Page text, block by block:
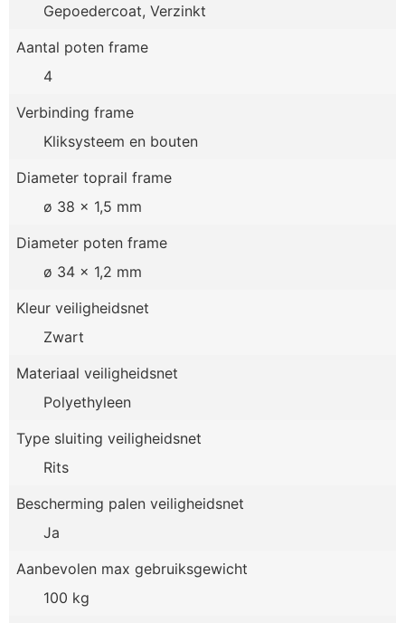
Gepoedercoat, Verzinkt
Aantal poten frame
4
Verbinding frame
Kliksysteem en bouten
Diameter toprail frame
ø 38 x 1,5 mm
Diameter poten frame
ø 34 x 1,2 mm
Kleur veiligheidsnet
Zwart
Materiaal veiligheidsnet
Polyethyleen
Type sluiting veiligheidsnet
Rits
Bescherming palen veiligheidsnet
Ja
Aanbevolen max gebruiksgewicht
100 kg